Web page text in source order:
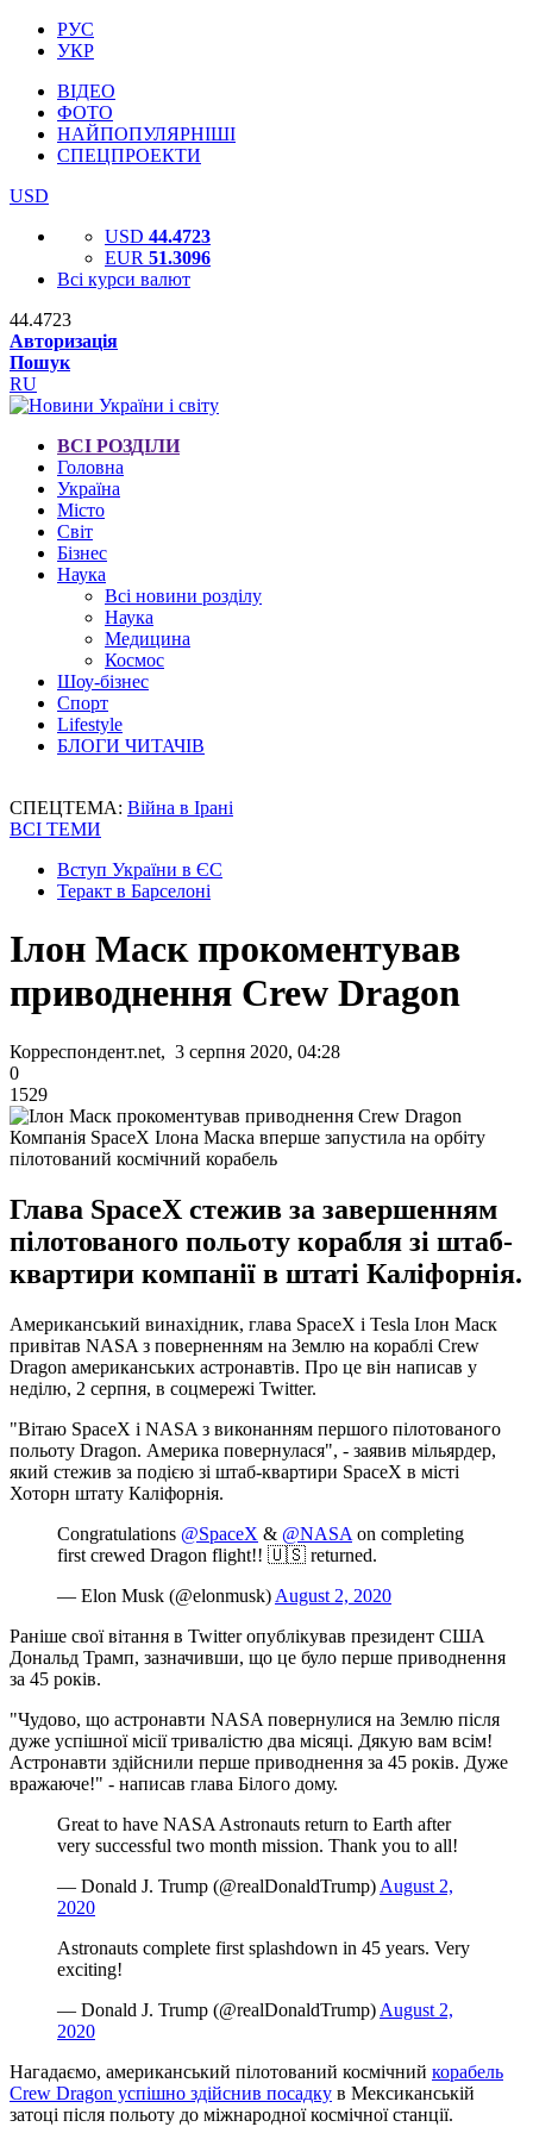
РУС
УКР
ВІДЕО
ФОТО
НАЙПОПУЛЯРНІШІ
СПЕЦПРОЕКТИ
USD
USD 44.4723
EUR 51.3096
Всі курси валют
44.4723
Авторизація
Пошук
RU
ВСІ РОЗДІЛИ
Головна
Україна
Місто
Світ
Бізнес
Наука
Всі новини розділу
Наука
Медицина
Космос
Шоу-бізнес
Спорт
Lifestyle
БЛОГИ ЧИТАЧІВ
СПЕЦТЕМА: Війна в Ірані
ВСІ ТЕМИ
Вступ України в ЄС
Теракт в Барселоні
Ілон Маск прокоментував
приводнення Crew Dragon
Корреспондент.net, 3 серпня 2020, 04:28
0
1529
Компанія SpaceX Ілона Маска вперше запустила на орбіту
пілотований космічний корабель
Глава SpaceX стежив за завершенням
пілотованого польоту корабля зі штаб-
квартири компанії в штаті Каліфорнія.
Американський винахідник, глава SpaceX і Tesla Ілон Маск
привітав NASA з поверненням на Землю на кораблі Crew
Dragon американських астронавтів. Про це він написав у
неділю, 2 серпня, в соцмережі Twitter.
"Вітаю SpaceX і NASA з виконанням першого пілотованого
польоту Dragon. Америка повернулася", - заявив мільярдер,
який стежив за подією зі штаб-квартири SpaceX в місті
Хоторн штату Каліфорнія.
Congratulations @SpaceX & @NASA on completing
first crewed Dragon flight!! 🇺🇸 returned.
— Elon Musk (@elonmusk) August 2, 2020
Раніше свої вітання в Twitter опублікував президент США
Дональд Трамп, зазначивши, що це було перше приводнення
за 45 років.
"Чудово, що астронавти NASA повернулися на Землю після
дуже успішної місії тривалістю два місяці. Дякую вам всім!
Астронавти здійснили перше приводнення за 45 років. Дуже
вражаюче!" - написав глава Білого дому.
Great to have NASA Astronauts return to Earth after
very successful two month mission. Thank you to all!
— Donald J. Trump (@realDonaldTrump) August 2,
2020
Astronauts complete first splashdown in 45 years. Very
exciting!
— Donald J. Trump (@realDonaldTrump) August 2,
2020
Нагадаємо, американський пілотований космічний корабель
Crew Dragon успішно здійснив посадку в Мексиканській
затоці після польоту до міжнародної космічної станції.